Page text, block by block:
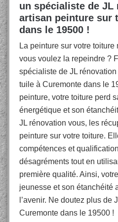
un spécialiste de JL
artisan peinture sur
dans le 19500 !
La peinture sur votre
vous voulez la repeindre ?
spécialiste de JL
tuile à Curemonte dans le
peinture, votre toiture perd
énergétique et son
JL rénovation vous, les
peinture sur votre toiture.
compétences et
désagréments tout en
première qualité. Ainsi,
jeunesse et son étanchéité
l’avenir. Ne doutez plus de
Curemonte dans le 19500 !